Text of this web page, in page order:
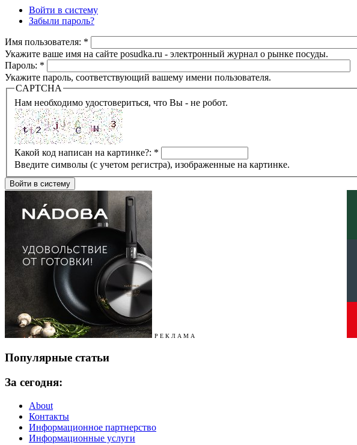
Войти в систему
Забыли пароль?
Имя пользователя: *
Укажите ваше имя на сайте posudka.ru - электронный журнал о рынке посуды.
Пароль: *
Укажите пароль, соответствующий вашему имени пользователя.
CAPTCHA
Нам необходимо удостовериться, что Вы - не робот.
Какой код написан на картинке?: *
Введите символы (с учетом регистра), изображенные на картинке.
Р Е К Л А М А
Популярные статьи
За сегодня:
About
Контакты
Информационное партнерство
Информационные услуги